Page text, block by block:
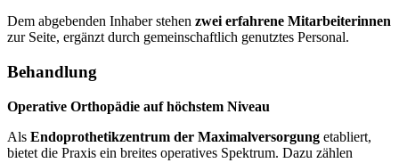
Dem abgebenden Inhaber stehen zwei erfahrene Mitarbeiterinnen
zur Seite, ergänzt durch gemeinschaftlich genutztes Personal.
Behandlung
Operative Orthopädie auf höchstem Niveau
Als Endoprothetikzentrum der Maximalversorgung etabliert,
bietet die Praxis ein breites operatives Spektrum. Dazu zählen